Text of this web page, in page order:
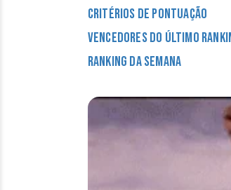
Critérios de pontuação
Vencedores do último
Ranking da semana